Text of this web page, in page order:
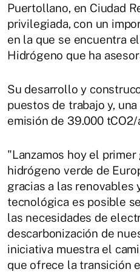
Puertollano, en Ciudad
privilegiada, con un
en la que se encuentra
Hidrógeno que ha
Su desarrollo y
puestos de trabajo y,
emisión de 39.000 tCO2/
"Lanzamos hoy el
hidrógeno verde de
gracias a las renovables
tecnológica es posible
las necesidades de
descarbonización de
iniciativa muestra el
que ofrece la transición